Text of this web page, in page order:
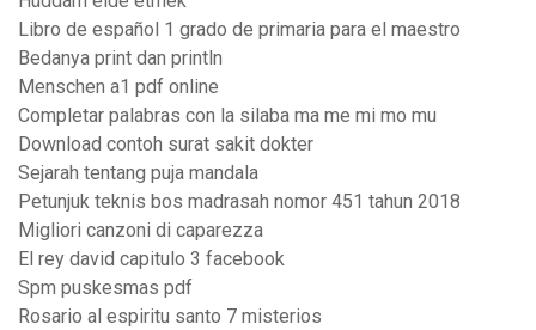
Libro de español 1 grado de primaria para el maestro
Bedanya print dan println
Menschen a1 pdf online
Completar palabras con la silaba ma me mi mo mu
Download contoh surat sakit dokter
Sejarah tentang puja mandala
Petunjuk teknis bos madrasah nomor 451 tahun 2018
Migliori canzoni di caparezza
El rey david capitulo 3 facebook
Spm puskesmas pdf
Rosario al espiritu santo 7 misterios